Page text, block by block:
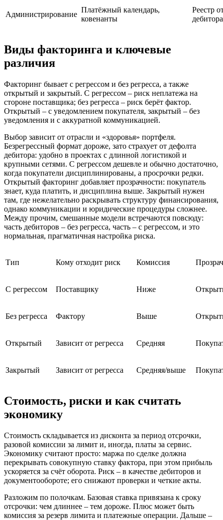
Администрирование
Платёжный календарь,
ковенанты
Реестр
Виды факторинга и ключевые
различия
Факторинг бывает с регрессом и без регресса, а также
открытый и закрытый. С регрессом – риск неплатежа на
стороне поставщика; без регресса – риск берёт фактор.
Открытый – с уведомлением покупателя, закрытый – без
уведомления и с аккуратной коммуникацией.
Выбор зависит от отрасли и «здоровья» портфеля.
Безрегрессный формат дороже, зато страхует от дефолта
дебитора: удобно в проектах с длинной логистикой и
крупными сетями. С регрессом дешевле и обычно достаточно,
когда покупатели дисциплинированы, а просрочки редки.
Открытый факторинг добавляет прозрачности: покупатель
знает, куда платить, и дисциплина выше. Закрытый нужен
там, где нежелательно раскрывать структуру финансирования,
однако коммуникации и юридические процедуры сложнее.
Между прочим, смешанные модели встречаются повсюду:
часть дебиторов – без регресса, часть – с регрессом, и это
нормальная, прагматичная настройка риска.
Тип Кому отходит риск Комиссия
С регрессом Поставщику Ниже
Без регресса Фактору Выше
Открытый Зависит от регресса Средняя
Закрытый Зависит от регресса Средняя/выше
Стоимость, риски и как считать
экономику
Стоимость складывается из дисконта за период отсрочки,
разовой комиссии за лимит и, иногда, платы за сервис.
Экономику считают просто: маржа по сделке должна
перекрывать совокупную ставку фактора, при этом прибыль
ускоряется за счёт оборота. Риск – в качестве дебиторов и
документообороте; его снижают проверки и четкие акты.
Разложим по полочкам. Базовая ставка привязана к сроку
отсрочки: чем длиннее – тем дороже. Плюс может быть
комиссия за резерв лимита и платежные операции. Дальше –